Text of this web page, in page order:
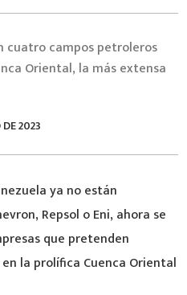
cuatro campos petroleros
Oriental, la más extensa
2023
ya no están
Repsol o Eni, ahora se
que pretenden
la prolífica Cuenca Oriental